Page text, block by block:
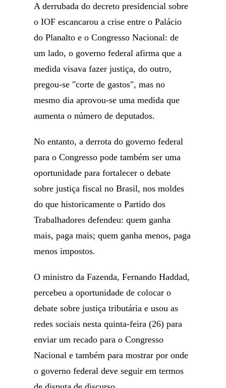
A derrubada do decreto presidencial sobre
o IOF escancarou a crise entre o Palácio
do Planalto e o Congresso Nacional: de
um lado, o governo federal afirma que a
medida visava fazer justiça, do outro,
pregou-se "corte de gastos", mas no
mesmo dia aprovou-se uma medida que
aumenta o número de deputados.
No entanto, a derrota do governo federal
para o Congresso pode também ser uma
oportunidade para fortalecer o debate
sobre justiça fiscal no Brasil, nos moldes
do que historicamente o Partido dos
Trabalhadores defendeu: quem ganha
mais, paga mais; quem ganha menos, paga
menos impostos.
O ministro da Fazenda, Fernando Haddad,
percebeu a oportunidade de colocar o
debate sobre justiça tributária e usou as
redes sociais nesta quinta-feira (26) para
enviar um recado para o Congresso
Nacional e também para mostrar por onde
o governo federal deve seguir em termos